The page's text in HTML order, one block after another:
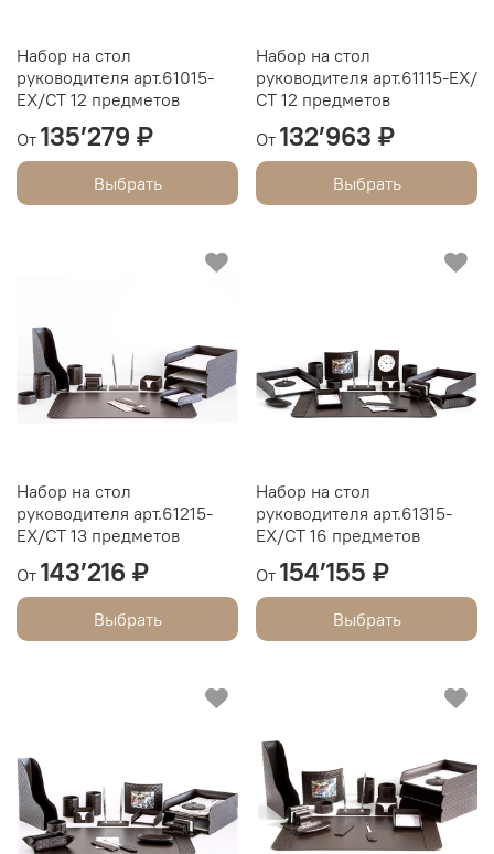
Набор на стол
руководителя арт.61015-
EX/СТ 12 предметов
От 135’279 ₽
Выбрать
Набор на стол
руководителя арт.61115-EX/
СТ 12 предметов
От 132’963 ₽
Выбрать
Набор на стол
руководителя арт.61215-
EX/СТ 13 предметов
От 143’216 ₽
Выбрать
Набор на стол
руководителя арт.61315-
EX/СТ 16 предметов
От 154’155 ₽
Выбрать